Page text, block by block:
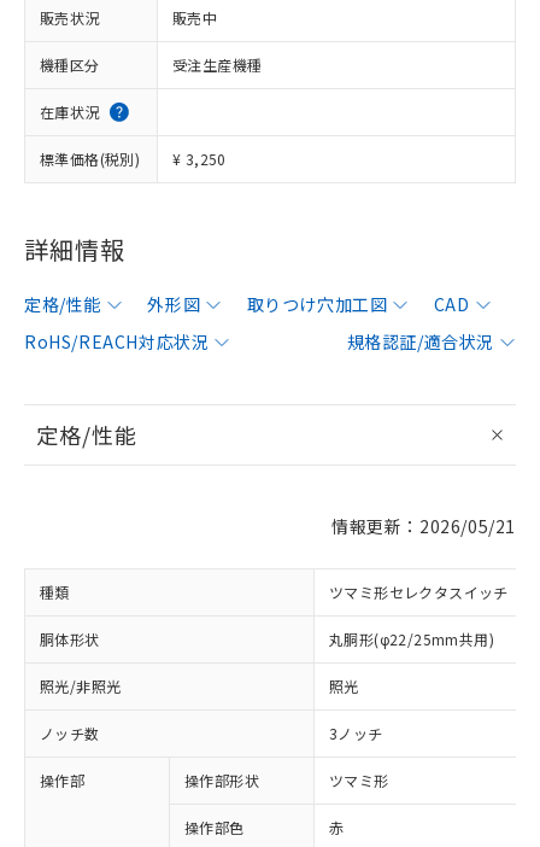
販売状況 販売中
機種区分 受注生産機種
在庫状況
標準価格(税別) ¥ 3,250
詳細情報
定格/性能 外形図 取りつけ穴加工図
CAD
RoHS/REACH対応状況
規格認証/適合状況
定格/性能
情報更新：2026/05/21
種類 ツマミ形セレクタスイッチ
胴体形状 丸胴形(φ22/25mm共用)
照光/非照光 照光
ノッチ数 3ノッチ
操作部 操作部形状 ツマミ形
操作部色 赤